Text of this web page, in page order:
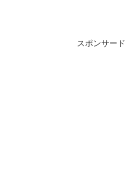
スポンサー